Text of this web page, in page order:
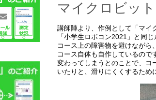
マイクロビッ
講師陣より、作例として「マイ
「小学生ロボコン2021」と同
コース上の障害物を避けながら
コース自体も自作しているの
変わってしまうとのことで、コ
いたりと、滑りにくくするため